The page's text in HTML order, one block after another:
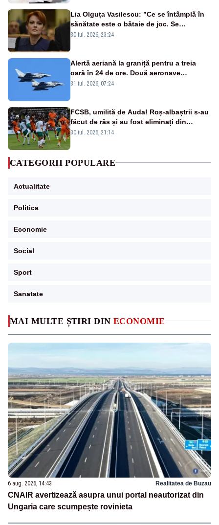
MAI MULTE ȘTIRI DIN ECONOMIE
6 aug. 2026, 14:43 Realitatea de Buzau
CNAIR avertizează asupra unui portal neautorizat din
Ungaria care scumpește rovinieta
Lia Olguța Vasilescu: ”Ce se întâmplă în
sănătate este o bătaie de joc. Se
guvernează extraordinar de prost”
30 iul. 2026, 23:24
Alertă aeriană la graniță pentru a treia
oară în 24 de ore. Două aeronave
Eurofighter britanice au fost ridicate de la
31 iul. 2026, 07:24
FCSB, umilită de Auda! Roș-albaștrii s-au
făcut de râs și au fost eliminați din
Conference League
30 iul. 2026, 21:14
CATEGORII POPULARE
Actualitate
Politica
Economie
Social
Sport
Sanatate